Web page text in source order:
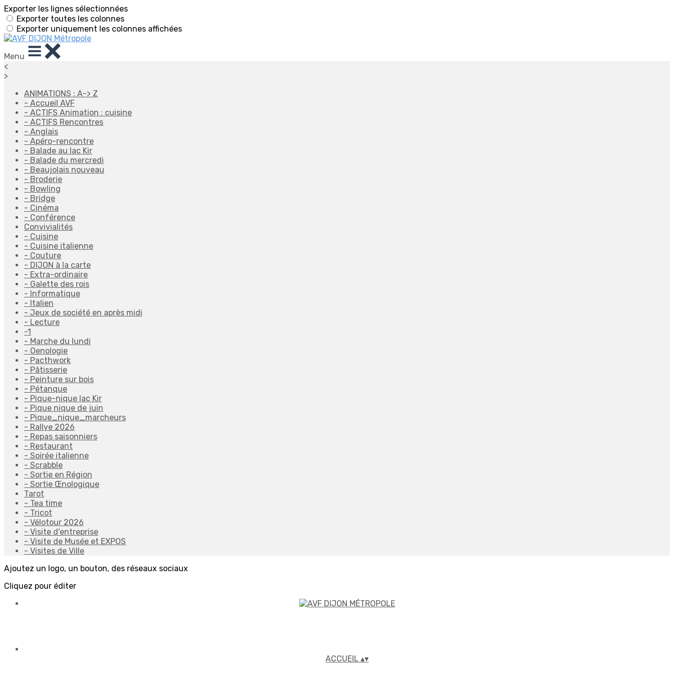
Exporter les lignes sélectionnées
Exporter toutes les colonnes
Exporter uniquement les colonnes affichées
Menu
<
>
ANIMATIONS : A-> Z
- Accueil AVF
- ACTIFS Animation : cuisine
- ACTIFS Rencontres
- Anglais
- Apéro-rencontre
- Balade au lac Kir
- Balade du mercredi
- Beaujolais nouveau
- Broderie
- Bowling
- Bridge
- Cinéma
- Conférence
Convivialités
- Cuisine
- Cuisine italienne
- Couture
- DIJON à la carte
- Extra-ordinaire
- Galette des rois
- Informatique
- Italien
- Jeux de société en après midi
- Lecture
-1
- Marche du lundi
- Oenologie
- Pacthwork
- Pâtisserie
- Peinture sur bois
- Pétanque
- Pique-nique lac Kir
- Pique nique de juin
- Pique_nique_marcheurs
- Rallye 2026
- Repas saisonniers
- Restaurant
- Soirée italienne
- Scrabble
- Sortie en Région
- Sortie Œnologique
Tarot
- Tea time
- Tricot
- Vélotour 2026
- Visite d'entreprise
- Visite de Musée et EXPOS
- Visites de Ville
Ajoutez un logo, un bouton, des réseaux sociaux
Cliquez pour éditer
ACCUEIL ▴▾